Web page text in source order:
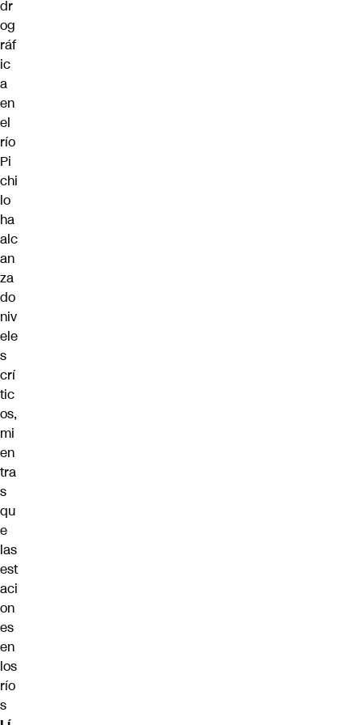
dr
og
ráf
ic
a
en
el
río
Pi
chi
lo
ha
alc
an
za
do
niv
ele
s
crí
tic
os,
mi
en
tra
s
qu
e
las
est
aci
on
es
en
los
río
s